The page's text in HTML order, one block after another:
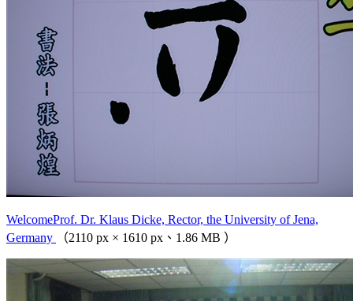
WelcomeProf. Dr. Klaus Dicke, Rector, the University of Jena,
Germany
（2110 px × 1610 px、1.86 MB ）